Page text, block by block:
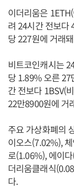
이더리움은
려 24시간 전보다
당 227원에 거래
비트코인캐시는
당 1.89% 오른
간 전보다 1BSV(
22만8900원에 거
주요 가상화폐의
이오스(7.02%),
로(1.06%), 에이
더리움클래식
다.